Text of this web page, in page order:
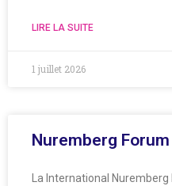
LIRE LA SUITE
1 juillet 2026
Nuremberg
La International